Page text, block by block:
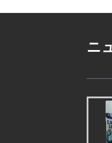
ニ